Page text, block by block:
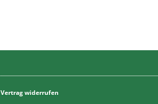
Vertrag widerrufen